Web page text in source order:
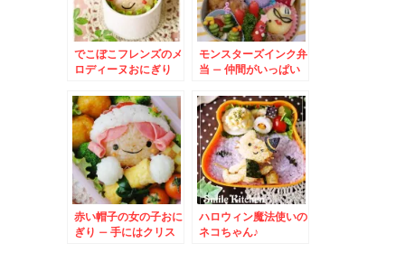
でこぼこフレンズのメ
ロディーヌおにぎり
モンスターズインク弁
当 – 仲間がいっぱい
ズ)
赤い帽子の女の子おに
ぎり – 手にはクリス
ハロウィン魔法使いの
ネコちゃん♪